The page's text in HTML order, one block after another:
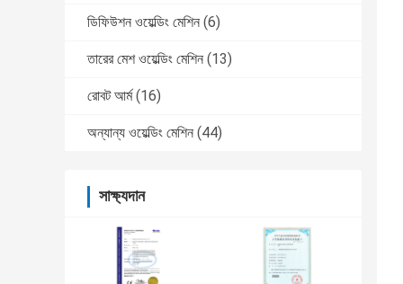
ডিফিউশন ওয়েল্ডিং মেশিন (6)
তারের মেশ ওয়েল্ডিং মেশিন (13)
রোবট আর্ম (16)
অন্যান্য ওয়েল্ডিং মেশিন (44)
সাক্ষ্যদান